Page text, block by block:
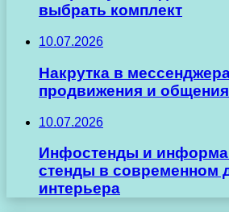
выбрать комплект
10.07.2026
Накрутка в
продвижения и общения
10.07.2026
Инфостенды и
стенды в современном
интерьера